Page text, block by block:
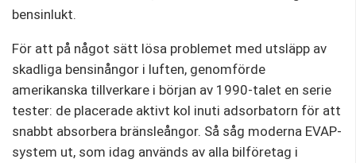
bensinlukt.
För att på något sätt lösa problemet med utsläpp av
skadliga bensinångor i luften, genomförde
amerikanska tillverkare i början av 1990-talet en serie
tester: de placerade aktivt kol inuti adsorbatorn för att
snabbt absorbera bränsleångor. Så såg moderna EVAP-
system ut, som idag används av alla bilföretag i